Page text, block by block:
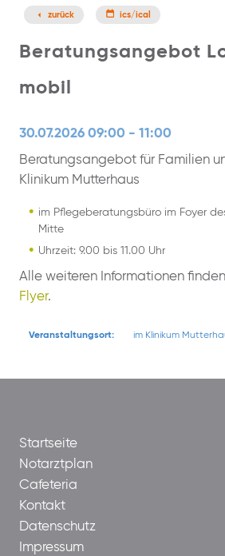
Beratungsangebot
mobil
30.07.2026 09:00 - 11:00
Beratungsangebot für Familien
Klinikum Mutterhaus
im Pflegeberatungsbüro im Foyer
Mitte
Uhrzeit: 9.00 bis 11.00 Uhr
Alle weiteren Informationen
Flyer.
Veranstaltungsort: im Klinikum
zurück ics/ical
Startseite
Notarztplan
Cafeteria
Kontakt
Datenschutz
Impressum